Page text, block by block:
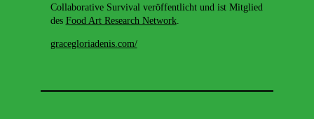
Collaborative Survival veröffentlicht und ist Mitglied
des Food Art Research Network.
gracegloriadenis.com/